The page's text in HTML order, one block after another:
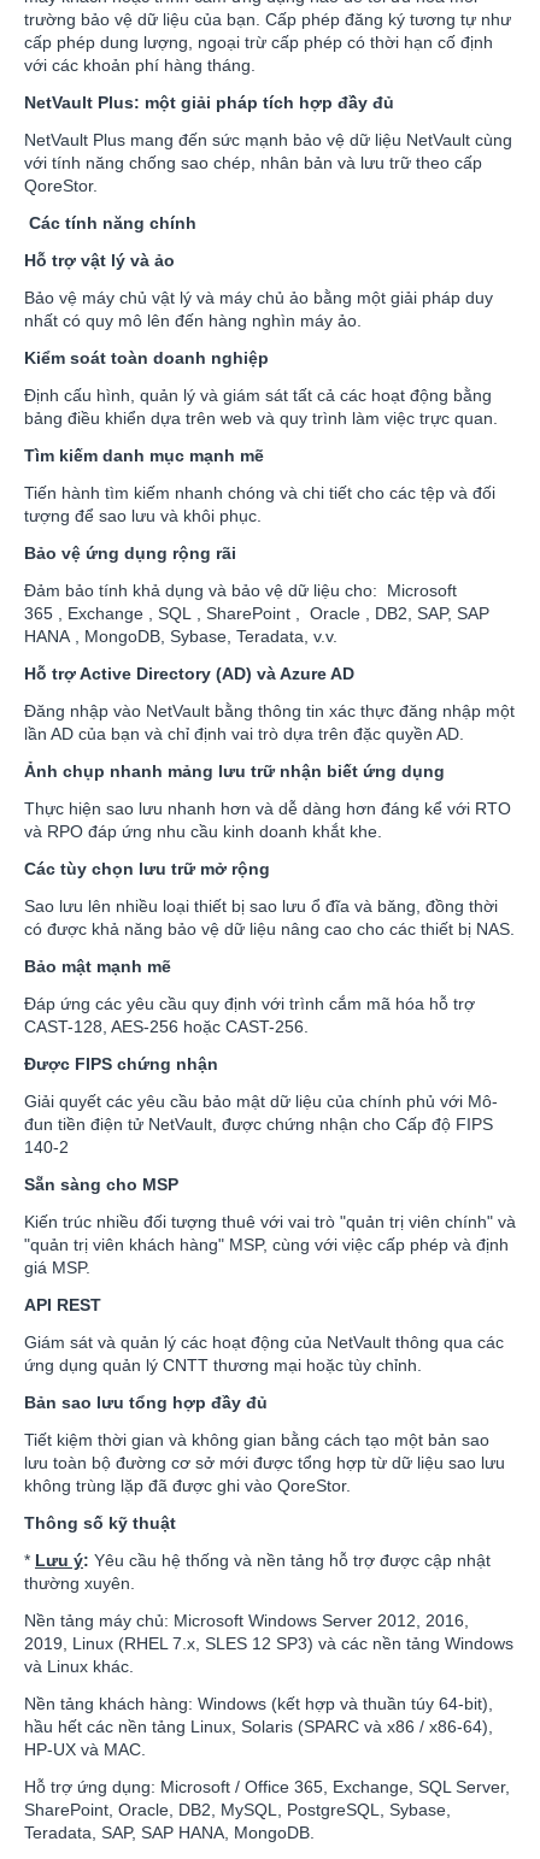
trường bảo vệ dữ liệu của bạn. Cấp phép đăng ký tương tự như
cấp phép dung lượng, ngoại trừ cấp phép có thời hạn cố định
với các khoản phí hàng tháng.
NetVault Plus: một giải pháp tích hợp đầy đủ
NetVault Plus mang đến sức mạnh bảo vệ dữ liệu NetVault cùng
với tính năng chống sao chép, nhân bản và lưu trữ theo cấp
QoreStor.
Các tính năng chính
Hỗ trợ vật lý và ảo
Bảo vệ máy chủ vật lý và máy chủ ảo bằng một giải pháp duy
nhất có quy mô lên đến hàng nghìn máy ảo.
Kiểm soát toàn doanh nghiệp
Định cấu hình, quản lý và giám sát tất cả các hoạt động bằng
bảng điều khiển dựa trên web và quy trình làm việc trực quan.
Tìm kiếm danh mục mạnh mẽ
Tiến hành tìm kiếm nhanh chóng và chi tiết cho các tệp và đối
tượng để sao lưu và khôi phục.
Bảo vệ ứng dụng rộng rãi
Đảm bảo tính khả dụng và bảo vệ dữ liệu cho: Microsoft
365 , Exchange , SQL , SharePoint , Oracle , DB2, SAP, SAP
HANA , MongoDB, Sybase, Teradata, v.v.
Hỗ trợ Active Directory (AD) và Azure AD
Đăng nhập vào NetVault bằng thông tin xác thực đăng nhập một
lần AD của bạn và chỉ định vai trò dựa trên đặc quyền AD.
Ảnh chụp nhanh mảng lưu trữ nhận biết ứng dụng
Thực hiện sao lưu nhanh hơn và dễ dàng hơn đáng kể với RTO
và RPO đáp ứng nhu cầu kinh doanh khắt khe.
Các tùy chọn lưu trữ mở rộng
Sao lưu lên nhiều loại thiết bị sao lưu ổ đĩa và băng, đồng thời
có được khả năng bảo vệ dữ liệu nâng cao cho các thiết bị NAS.
Bảo mật mạnh mẽ
Đáp ứng các yêu cầu quy định với trình cắm mã hóa hỗ trợ
CAST-128, AES-256 hoặc CAST-256.
Được FIPS chứng nhận
Giải quyết các yêu cầu bảo mật dữ liệu của chính phủ với Mô-
đun tiền điện tử NetVault, được chứng nhận cho Cấp độ FIPS
140-2
Sẵn sàng cho MSP
Kiến trúc nhiều đối tượng thuê với vai trò "quản trị viên chính" và
"quản trị viên khách hàng" MSP, cùng với việc cấp phép và định
giá MSP.
API REST
Giám sát và quản lý các hoạt động của NetVault thông qua các
ứng dụng quản lý CNTT thương mại hoặc tùy chỉnh.
Bản sao lưu tổng hợp đầy đủ
Tiết kiệm thời gian và không gian bằng cách tạo một bản sao
lưu toàn bộ đường cơ sở mới được tổng hợp từ dữ liệu sao lưu
không trùng lặp đã được ghi vào QoreStor.
Thông số kỹ thuật
* Lưu ý: Yêu cầu hệ thống và nền tảng hỗ trợ được cập nhật
thường xuyên.
Nền tảng máy chủ: Microsoft Windows Server 2012, 2016,
2019, Linux (RHEL 7.x, SLES 12 SP3) và các nền tảng Windows
và Linux khác.
Nền tảng khách hàng: Windows (kết hợp và thuần túy 64-bit),
hầu hết các nền tảng Linux, Solaris (SPARC và x86 / x86-64),
HP-UX và MAC.
Hỗ trợ ứng dụng: Microsoft / Office 365, Exchange, SQL Server,
SharePoint, Oracle, DB2, MySQL, PostgreSQL, Sybase,
Teradata, SAP, SAP HANA, MongoDB.